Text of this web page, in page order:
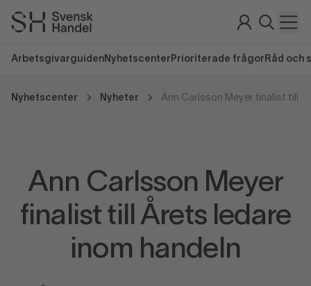
Arbetsgivarguiden Nyhetscenter Prioriterade frågor Råd och
Nyhetscenter Nyheter
Ann Carlsson Meyer
finalist till Årets ledare
inom handeln